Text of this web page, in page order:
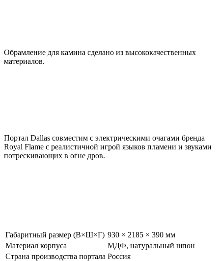
Обрамление для камина сделано из высококачественных
материалов.
Портал Dallas совместим с электрическими очагами бренда
Royal Flame с реалистичной игрой языков пламени и звуками
потрескивающих в огне дров.
Габаритный размер (В×Ш×Г) 930 × 2185 × 390 мм
Материал корпуса
МДФ, натуральный шпон
Страна производства портала Россия